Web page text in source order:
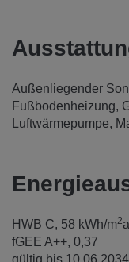
Außenliegender
Fußbodenheizung
Luftwärmepumpe
HWB C, 58 kWh/m2a
fGEE A++, 0,37